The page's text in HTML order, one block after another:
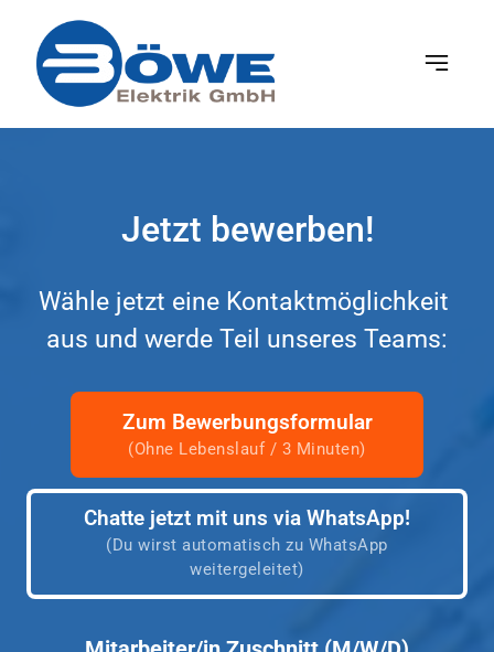
Jetzt bewerben!
Wähle jetzt eine
aus und werde Teil unseres Teams:
Zum Bewerbungsformular
(Ohne Lebenslauf / 3 Minuten)
Chatte jetzt mit uns via WhatsApp!
(Du wirst automatisch zu WhatsApp
weitergeleitet)